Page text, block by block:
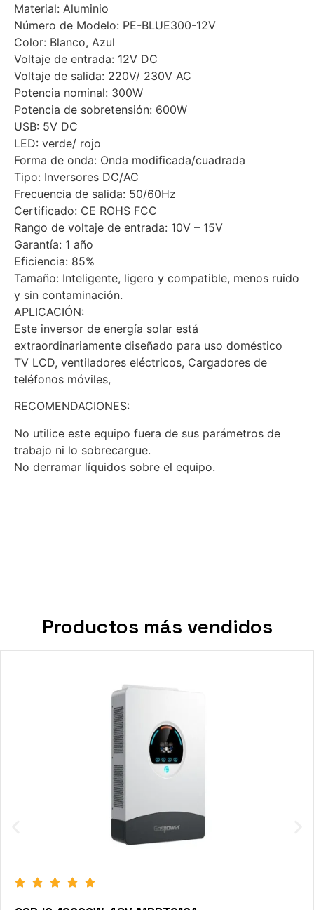
Material: Aluminio
Número de Modelo: PE-BLUE300-12V
Color: Blanco, Azul
Voltaje de entrada: 12V DC
Voltaje de salida: 220V/ 230V AC
Potencia nominal: 300W
Potencia de sobretensión: 600W
USB: 5V DC
LED: verde/ rojo
Forma de onda: Onda modificada/cuadrada
Tipo: Inversores DC/AC
Frecuencia de salida: 50/60Hz
Certificado: CE ROHS FCC
Rango de voltaje de entrada: 10V – 15V
Garantía: 1 año
Eficiencia: 85%
Tamaño: Inteligente, ligero y compatible, menos ruido
y sin contaminación.
APLICACIÓN:
Este inversor de energía solar está
extraordinariamente diseñado para uso doméstico
TV LCD, ventiladores eléctricos, Cargadores de
teléfonos móviles,
RECOMENDACIONES:
No utilice este equipo fuera de sus parámetros de
trabajo ni lo sobrecargue.
No derramar líquidos sobre el equipo.
Productos más vendidos